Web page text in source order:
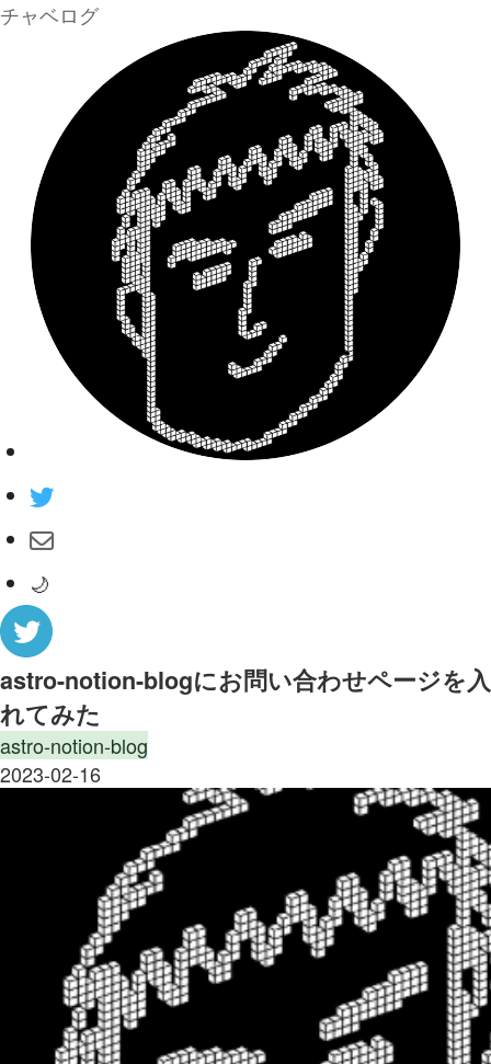
チャベログ
🌙
astro-notion-blogにお問い合わせページを入
れてみた
astro-notion-blog
2023-02-16